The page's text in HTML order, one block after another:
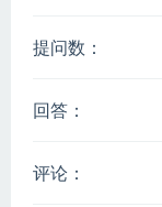
提问数：
回答：
评论：